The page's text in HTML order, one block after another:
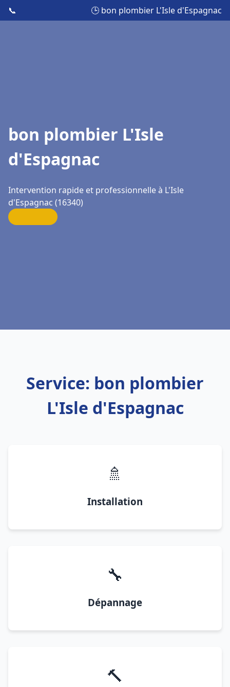
📞 🕒 bon plombier L'Isle d'Espagnac
bon plombier L'Isle
d'Espagnac
Intervention rapide et professionnelle à L'Isle
d'Espagnac (16340)
Service: bon plombier
L'Isle d'Espagnac
🚿
Installation
🔧
Dépannage
🔨